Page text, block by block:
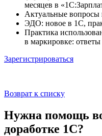
месяцев в
Актуальные вопросы
ЭДО: новое в 1С,
Практика
в маркировке:
Зарегистрироваться
Возврат к списку
Нужна помощь
доработке 1С?